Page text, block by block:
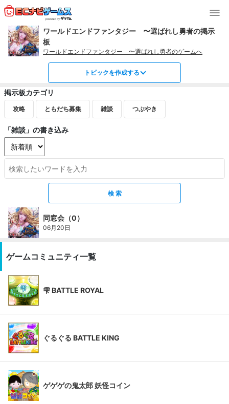
ワールドエンドファンタジー 〜選ばれし勇者の掲示
板
ワールドエンドファンタジー 〜選ばれし勇者のゲームへ
トピックを作成する
掲示板カテゴリ
攻略 ともだち募集 雑談 つぶやき
「雑談」の書き込み
同窓会（0）
06月20日
ゲームコミュニティ一覧
雫 BATTLE ROYAL
ぐるぐる BATTLE KING
ゲゲゲの鬼太郎 妖怪コイン